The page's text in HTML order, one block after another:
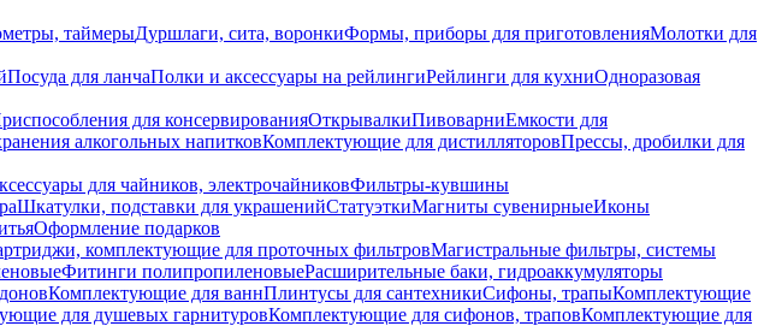
таймерыДуршлаги, сита, воронкиФормы, приборы для приготовленияМолотки для
Посуда для ланчаПолки и аксессуары на рейлингиРейлинги для кухниОдноразовая
для консервированияОткрывалкиПивоварниЕмкости для
алкогольных напитковКомплектующие для дистилляторовПрессы, дробилки для
для чайников, электрочайниковФильтры-кувшины
Шкатулки, подставки для украшенийСтатуэткиМагниты сувенирныеИконы
Оформление подарков
комплектующие для проточных фильтровМагистральные фильтры, системы
Фитинги полипропиленовыеРасширительные баки, гидроаккумуляторы
Комплектующие для ваннПлинтусы для сантехникиСифоны, трапыКомплектующие
для душевых гарнитуровКомплектующие для сифонов, траповКомплектующие для